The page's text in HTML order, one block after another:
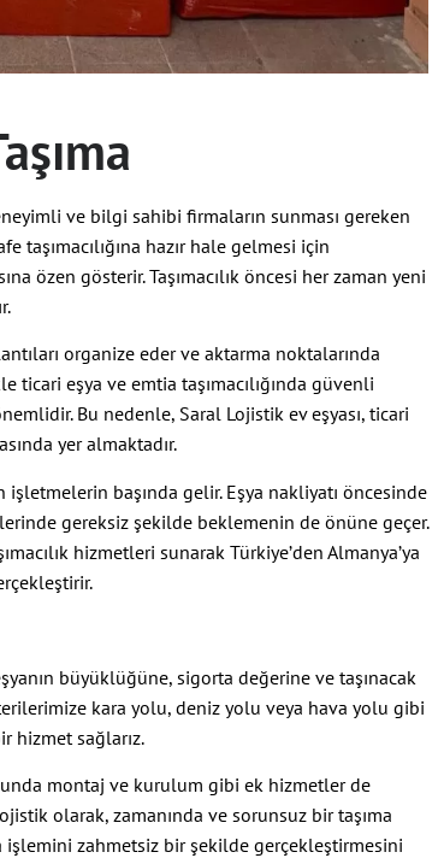
ve bilgi sahibi firmaların sunması gereken
taşımacılığına hazır hale gelmesi için
özen gösterir. Taşımacılık öncesi her zaman yeni
organize eder ve aktarma noktalarında
ticari eşya ve emtia taşımacılığında güvenli
Bu nedenle, Saral Lojistik ev eşyası, ticari
yer almaktadır.
işletmelerin başında gelir. Eşya nakliyatı öncesinde
gereksiz şekilde beklemenin de önüne geçer.
hizmetleri sunarak Türkiye’den Almanya’ya
büyüklüğüne, sigorta değerine ve taşınacak
kara yolu, deniz yolu veya hava yolu gibi
hizmet sağlarız.
montaj ve kurulum gibi ek hizmetler de
olarak, zamanında ve sorunsuz bir taşıma
işlemini zahmetsiz bir şekilde gerçekleştirmesini